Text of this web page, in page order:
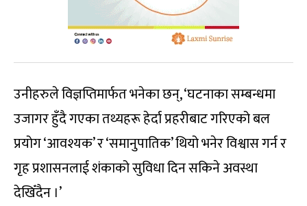
उनीहरुले विज्ञप्तिमार्फत भनेका छन्, ‘घटनाका सम्बन्धमा
उजागर हुँदै गएका तथ्यहरू हेर्दा प्रहरीबाट गरिएको बल
प्रयोग ‘आवश्यक’ र ‘समानुपातिक’ थियो भनेर विश्वास गर्न र
गृह प्रशासनलाई शंकाको सुविधा दिन सकिने अवस्था
देखिँदैन ।’